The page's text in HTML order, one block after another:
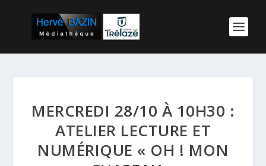
MERCREDI 28/10 À 10H30 :
ATELIER LECTURE ET
NUMÉRIQUE « OH ! MON